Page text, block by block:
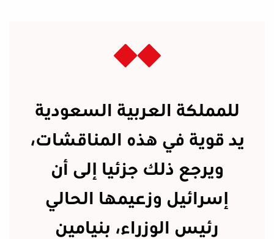
للمملكة العربية السعودية
يد قوية في هذه المناقشات،
ويرجع ذلك جزئيا إلى أن
إسرائيل وزعيمها الحالي
رئيس الوزراء، بنيامين